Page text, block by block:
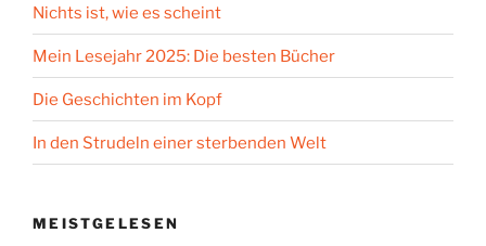
Nichts ist, wie es scheint
Mein Lesejahr 2025: Die besten Bücher
Die Geschichten im Kopf
In den Strudeln einer sterbenden Welt
MEISTGELESEN